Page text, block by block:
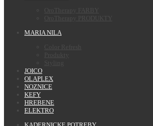
OroTherapy FARBY
OroTherapy PRODUKTY
MARIA NILA
Color Refresh
Produkty
Styling
JOICO
OLAPLEX
NOZNICE
KEFY
HREBENE
ELEKTRO